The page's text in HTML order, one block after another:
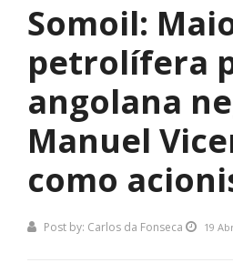
Somoil:
petrolífera
angolana
Manuel
como
Post by: Carlos da Fonseca 19